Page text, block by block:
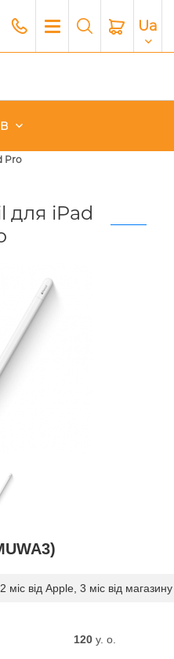
Ua
Pro
для iPad
міс від Apple, 3 міс від магазину
120y. о.